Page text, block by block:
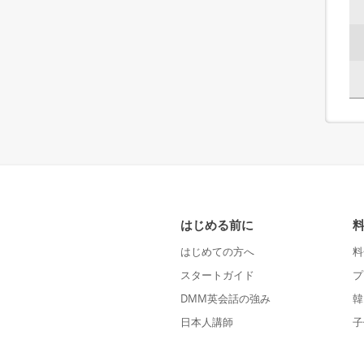
はじめる前に
はじめての方へ
スタートガイド
DMM英会話の強み
日本人講師